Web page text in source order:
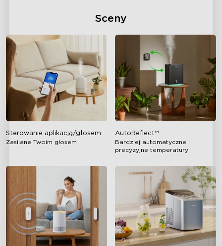
Sceny
Sterowanie aplikacją/głosem
Zasilane Twoim głosem
AutoReflect™️
Bardziej automatyczne i
precyzyjne temperatury